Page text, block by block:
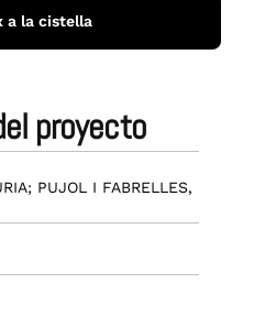
proyecto
PUJOL I FABRELLES,
a la cistella